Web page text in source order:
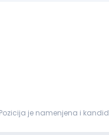
je namenjena i